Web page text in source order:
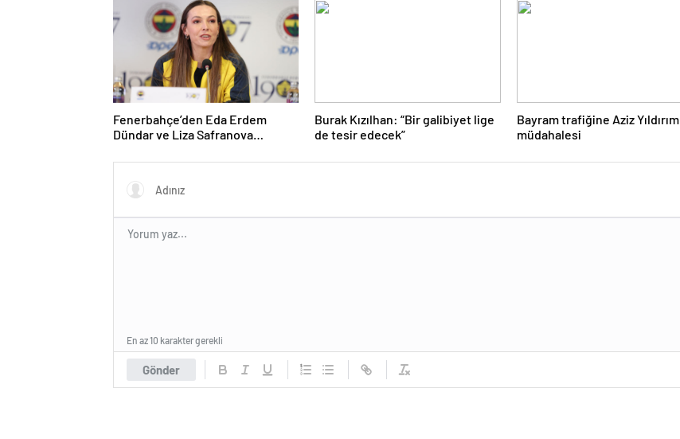
Fenerbahçe’den Eda Erdem
Dündar ve Liza Safranova
Burak Kızılhan: “Bir galibiyet lige
de tesir edecek”
Bayram trafiğine Aziz Yıldırım
müdahalesi
Gönder
En az 10 karakter gerekli